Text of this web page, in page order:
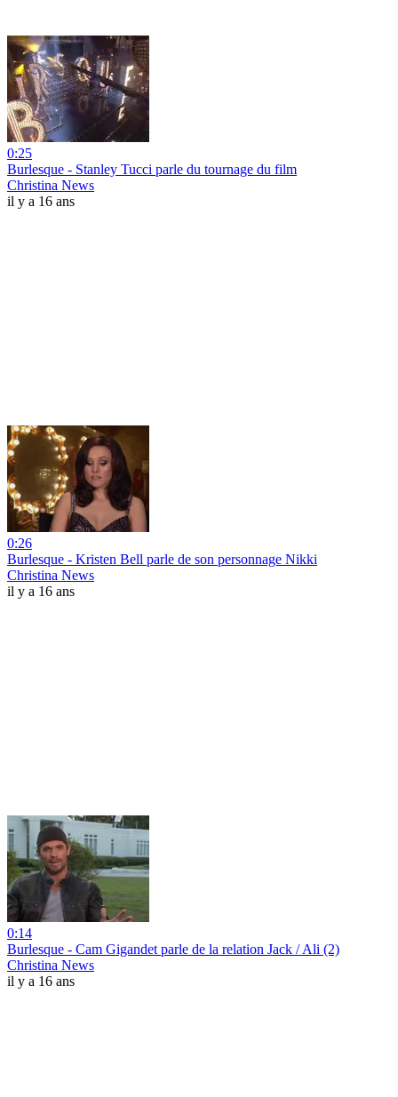
0:25
Burlesque - Stanley Tucci parle du tournage du film
Christina News
il y a 16 ans
0:26
Burlesque - Kristen Bell parle de son personnage Nikki
Christina News
il y a 16 ans
0:14
Burlesque - Cam Gigandet parle de la relation Jack / Ali (2)
Christina News
il y a 16 ans